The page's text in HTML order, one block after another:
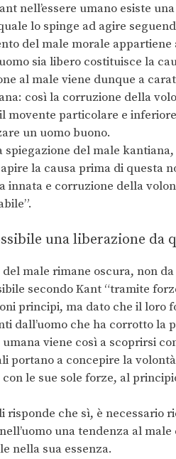
nell’essere umano esiste
lo spinge ad agire
del male morale
sia libero costituisce la
al male viene dunque a
così la corruzione della
movente particolare e
un uomo buono.
spiegazione del male
la causa prima di questa
innata e corruzione della
una liberazione da
del male rimane oscura, non
secondo Kant “tramite
principi, ma dato che il loro
dall’uomo che ha corrotto la
viene così a scoprirsi
portano a concepire la
le sue sole forze, al
risponde che sì, è necessario
una tendenza al
nella sua essenza.